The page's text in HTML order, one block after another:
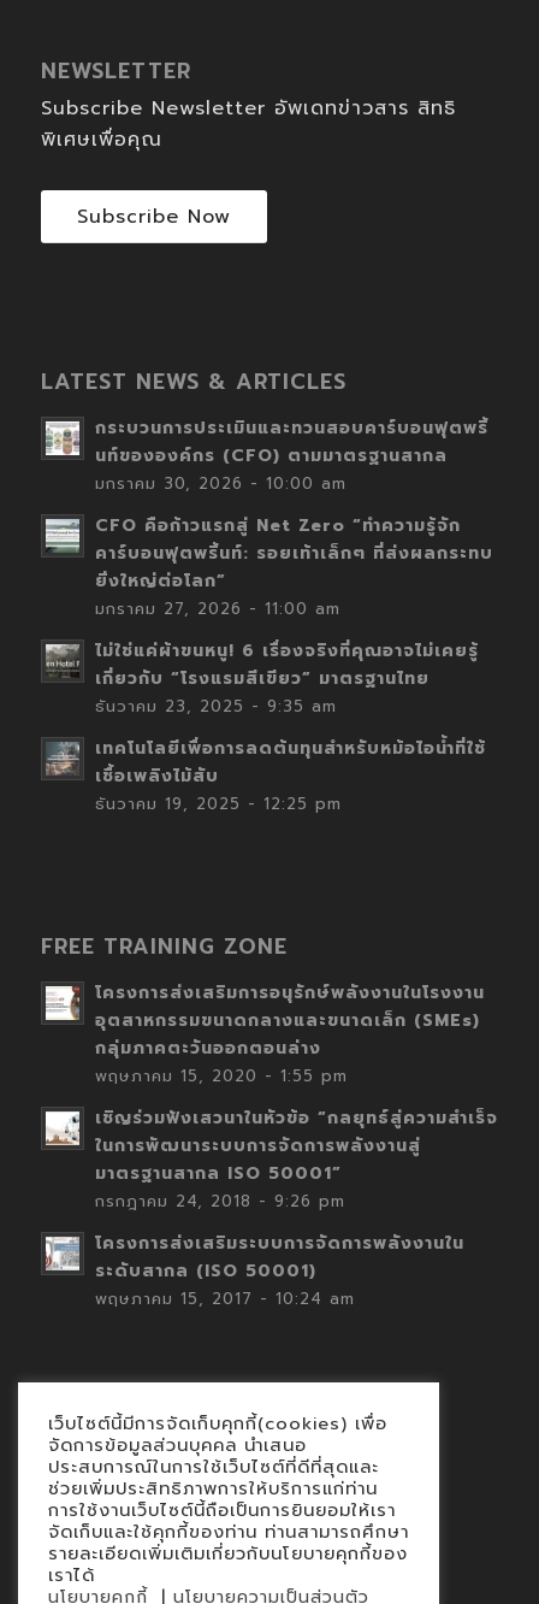
NEWSLETTER
Subscribe Newsletter อัพเดทข่าวสาร สิทธิ
พิเศษเพื่อคุณ
Subscribe Now
LATEST NEWS & ARTICLES
กระบวนการประเมินและทวนสอบคาร์บอนฟุตพริ้
นท์ขององค์กร (CFO) ตามมาตรฐานสากล
มกราคม 30, 2026 - 10:00 am
CFO คือก้าวแรกสู่ Net Zero “ทำความรู้จัก
คาร์บอนฟุตพริ้นท์: รอยเท้าเล็กๆ ที่ส่งผลกระทบ
ยิ่งใหญ่ต่อโลก”
มกราคม 27, 2026 - 11:00 am
ไม่ใช่แค่ผ้าขนหนู! 6 เรื่องจริงที่คุณอาจไม่เคยรู้
เกี่ยวกับ “โรงแรมสีเขียว” มาตรฐานไทย
ธันวาคม 23, 2025 - 9:35 am
เทคโนโลยีเพื่อการลดต้นทุนสำหรับหม้อไอน้ำที่ใช้
เชื้อเพลิงไม้สับ
ธันวาคม 19, 2025 - 12:25 pm
FREE TRAINING ZONE
โครงการส่งเสริมการอนุรักษ์พลังงานในโรงงาน
อุตสาหกรรมขนาดกลางและขนาดเล็ก (SMEs)
กลุ่มภาคตะวันออกตอนล่าง
พฤษภาคม 15, 2020 - 1:55 pm
เชิญร่วมฟังเสวนาในหัวข้อ “กลยุทธ์สู่ความสำเร็จ
ในการพัฒนาระบบการจัดการพลังงานสู่
มาตรฐานสากล ISO 50001”
กรกฎาคม 24, 2018 - 9:26 pm
โครงการส่งเสริมระบบการจัดการพลังงานใน
ระดับสากล (ISO 50001)
พฤษภาคม 15, 2017 - 10:24 am
Contact
นโยบายคุกกี้
นโยบายข้อมูลส่วนบุคคล
เว็บไซต์นี้มีการจัดเก็บคุกกี้(cookies) เพื่อ
จัดการข้อมูลส่วนบุคคล นำเสนอ
ประสบการณ์ในการใช้เว็บไซต์ที่ดีที่สุดและ
ช่วยเพิ่มประสิทธิภาพการให้บริการแก่ท่าน
การใช้งานเว็บไซต์นี้ถือเป็นการยินยอมให้เรา
จัดเก็บและใช้คุกกี้ของท่าน ท่านสามารถศึกษา
รายละเอียดเพิ่มเติมเกี่ยวกับนโยบายคุกกี้ของ
เราได้
นโยบายคุกกี้ | นโยบายความเป็นส่วนตัว